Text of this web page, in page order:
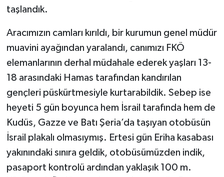
taşlandık.
Aracımızın camları kırıldı, bir kurumun genel müdür
muavini ayağından yaralandı, canımızı FKÖ
elemanlarının derhal müdahale ederek yaşları 13-
18 arasındaki Hamas tarafından kandırılan
gençleri püskürtmesiyle kurtarabildik. Sebep ise
heyeti 5 gün boyunca hem İsrail tarafında hem de
Kudüs, Gazze ve Batı Şeria’da taşıyan otobüsün
İsrail plakalı olmasıymış. Ertesi gün Eriha kasabası
yakınındaki sınıra geldik, otobüsümüzden indik,
pasaport kontrolü ardından yaklaşık 100 m.